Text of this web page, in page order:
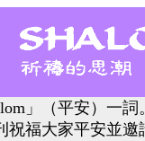
」（平安）一
祝福大家平安並